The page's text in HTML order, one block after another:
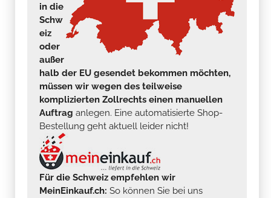
in die
Schw
eiz
oder
außer
halb der EU gesendet bekommen möchten,
müssen wir wegen des teilweise
komplizierten Zollrechts einen manuellen
Auftrag anlegen. Eine automatisierte Shop-
Bestellung geht aktuell leider nicht!
Für die Schweiz empfehlen wir
MeinEinkauf.ch: So können Sie bei uns